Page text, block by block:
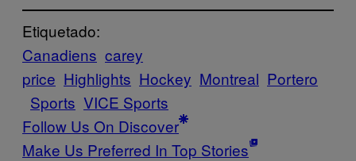
Etiquetado:
Canadiens carey
price Highlights Hockey Montreal Portero
Sports VICE Sports
Follow Us On Discover
Make Us Preferred In Top Stories